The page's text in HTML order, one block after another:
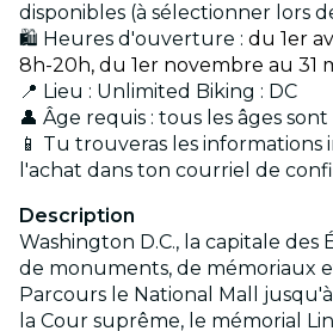
disponibles (à sélectionner lors
🛍️ Heures d'ouverture : du 1er
8h-20h, du 1er novembre au 31
📍 Lieu : Unlimited Biking : DC
👤 Âge requis : tous les âges
📱 Tu trouveras les
l'achat dans ton courriel de
Description
Washington D.C., la capitale des
de monuments, de mémoriaux
Parcours le National Mall
la Cour suprême, le mémorial